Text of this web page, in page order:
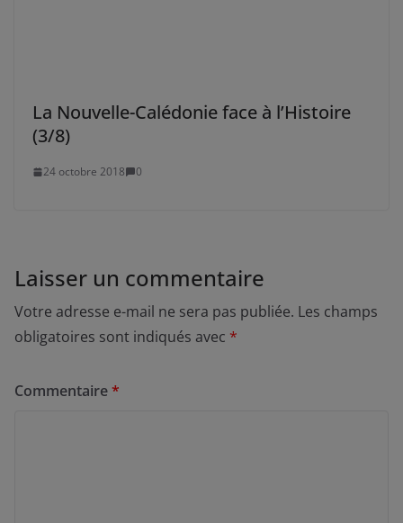
La Nouvelle-Calédonie face à l’Histoire
(3/8)
24 octobre 2018 0
Laisser un commentaire
Votre adresse e-mail ne sera pas publiée. Les champs
obligatoires sont indiqués avec *
Commentaire*